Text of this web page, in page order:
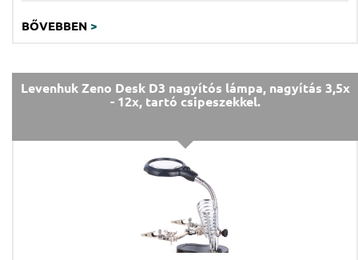
BŐVEBBEN >
Levenhuk Zeno Desk D3 nagyítós lámpa, nagyítás 3,5x
- 12x, tartó csipeszekkel.